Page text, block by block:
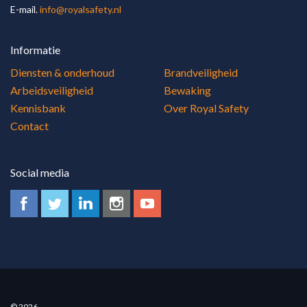
E-mail.info@royalsafety.nl
Informatie
Diensten & onderhoud
Brandveiligheid
Arbeidsveiligheid
Bewaking
Kennisbank
Over Royal Safety
Contact
Social media